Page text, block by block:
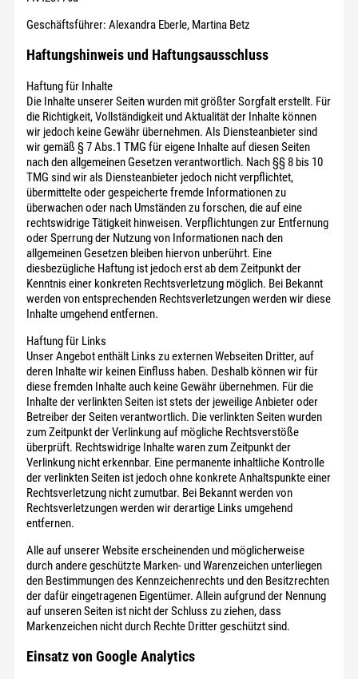
Geschäftsführer: Alexandra Eberle, Martina Betz
Haftungshinweis und Haftungsausschluss
Haftung für Inhalte
Die Inhalte unserer Seiten wurden mit größter Sorgfalt erstellt. Für
die Richtigkeit, Vollständigkeit und Aktualität der Inhalte können
wir jedoch keine Gewähr übernehmen. Als Diensteanbieter sind
wir gemäß § 7 Abs.1 TMG für eigene Inhalte auf diesen Seiten
nach den allgemeinen Gesetzen verantwortlich. Nach §§ 8 bis 10
TMG sind wir als Diensteanbieter jedoch nicht verpflichtet,
übermittelte oder gespeicherte fremde Informationen zu
überwachen oder nach Umständen zu forschen, die auf eine
rechtswidrige Tätigkeit hinweisen. Verpflichtungen zur Entfernung
oder Sperrung der Nutzung von Informationen nach den
allgemeinen Gesetzen bleiben hiervon unberührt. Eine
diesbezügliche Haftung ist jedoch erst ab dem Zeitpunkt der
Kenntnis einer konkreten Rechtsverletzung möglich. Bei Bekannt
werden von entsprechenden Rechtsverletzungen werden wir diese
Inhalte umgehend entfernen.
Haftung für Links
Unser Angebot enthält Links zu externen Webseiten Dritter, auf
deren Inhalte wir keinen Einfluss haben. Deshalb können wir für
diese fremden Inhalte auch keine Gewähr übernehmen. Für die
Inhalte der verlinkten Seiten ist stets der jeweilige Anbieter oder
Betreiber der Seiten verantwortlich. Die verlinkten Seiten wurden
zum Zeitpunkt der Verlinkung auf mögliche Rechtsverstöße
überprüft. Rechtswidrige Inhalte waren zum Zeitpunkt der
Verlinkung nicht erkennbar. Eine permanente inhaltliche Kontrolle
der verlinkten Seiten ist jedoch ohne konkrete Anhaltspunkte einer
Rechtsverletzung nicht zumutbar. Bei Bekannt werden von
Rechtsverletzungen werden wir derartige Links umgehend
entfernen.
Alle auf unserer Website erscheinenden und möglicherweise
durch andere geschützte Marken- und Warenzeichen unterliegen
den Bestimmungen des Kennzeichenrechts und den Besitzrechten
der dafür eingetragenen Eigentümer. Allein aufgrund der Nennung
auf unseren Seiten ist nicht der Schluss zu ziehen, dass
Markenzeichen nicht durch Rechte Dritter geschützt sind.
Einsatz von Google Analytics